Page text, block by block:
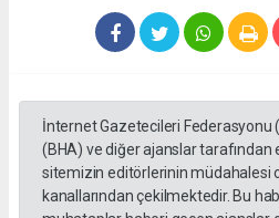
İnternet Gazetecileri Federasyonu
(BHA) ve diğer ajanslar tarafından
sitemizin editörlerinin müdahalesi
kanallarından çekilmektedir. Bu